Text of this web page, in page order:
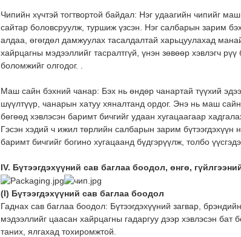
Чипийн хүчтэй тогтвортой байдал: Нэг удаагийн чипийг
сайтар боловсруулж, туршиж үзсэн. Нэг салбарын зарим
алдаа, өгөгдөл дамжуулах тасалдалтай харьцуулахад
хайрцагны мэдээллийг тасралтгүй, үнэн зөвөөр хэвлэгч
боломжийг олгодог. .
Маш сайн бэхний чанар: Бэх нь өндөр чанартай түүхий
шүүлтүүр, чанарын хатуу хяналтанд ордог. Энэ нь маш
бөгөөд хэвлэсэн баримт бичгийг удаан хугацаагаар
Гэсэн хэдий ч ижил төрлийн салбарын зарим бүтээгдэхүүн
баримт бичгийг богино хугацаанд бүдгэрүүлж, толбо
IV. Бүтээгдэхүүний сав баглаа боодол, өнгө,
(I) Бүтээгдэхүүний сав баглаа боодол
Гаднах сав баглаа боодол: Бүтээгдэхүүний загвар,
мэдээллийг цаасан хайрцагны гадаргуу дээр хэвлэсэн бат
таних, ялгахад тохиромжтой.